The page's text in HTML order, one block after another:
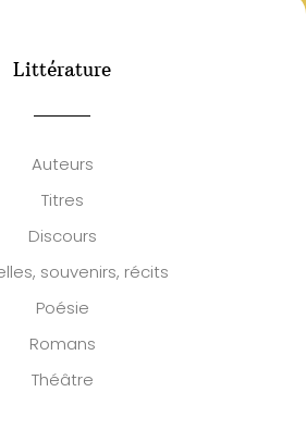
Littérature
Auteurs
Titres
Discours
souvenirs, récits
Poésie
Romans
Théâtre